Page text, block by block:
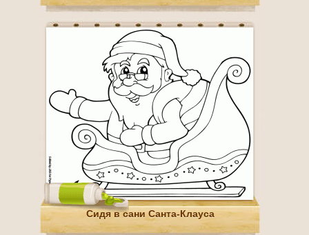
Сидя в сани Санта-Клауса